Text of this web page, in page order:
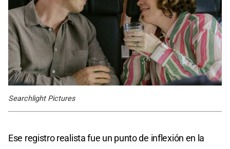
Searchlight Pictures
Ese registro realista fue un punto de inflexión en la